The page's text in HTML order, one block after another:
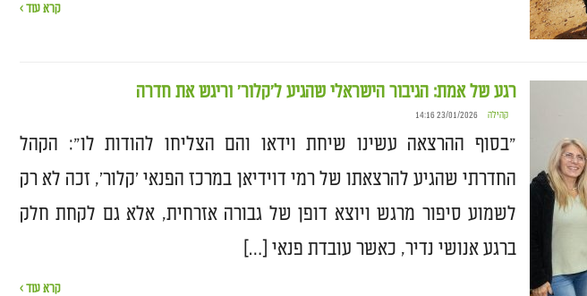
קרא עוד ›
רגע של אמת: הגיבור הישראלי שהגיע ל'קלור' וריגש את חדרה
קהילה 23/01/2026 14:16
"בסוף ההרצאה עשינו שיחת וידאו והם הצליחו להודות לו": הקהל
החדרתי שהגיע להרצאתו של רמי דוידיאן במרכז הפנאי 'קלור', זכה לא רק
לשמוע סיפור מרגש ויוצא דופן של גבורה אזרחית, אלא גם לקחת חלק
ברגע אנושי נדיר, כאשר עובדת פנאי […]
קרא עוד ›